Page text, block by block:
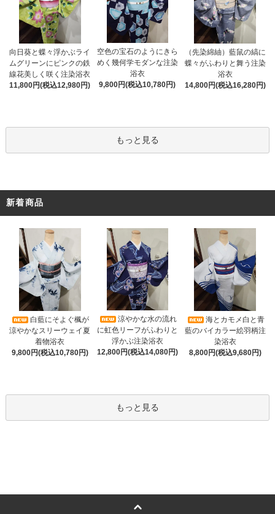
向日葵と蝶々浮かぶライ
ムグリーンにピンクの鉄
線花美しく咲く注染浴衣
11,800円(税込12,980円)
空色の宝石のようにきら
めく幾何学モダンな注染
浴衣
9,800円(税込10,780円)
（先染綿紬）藍鼠の縞に
蝶々がふわりと舞う注染
浴衣
14,800円(税込16,280円)
もっと見る
新着商品
白藍にそよぐ楓が
涼やかなスリーウェイ夏
着物浴衣
9,800円(税込10,780円)
涼やかな水の流れ
に虹色リーフがふわりと
浮かぶ注染浴衣
12,800円(税込14,080円)
海とカモメ白と青
藍のバイカラー絵羽柄注
染浴衣
8,800円(税込9,680円)
もっと見る